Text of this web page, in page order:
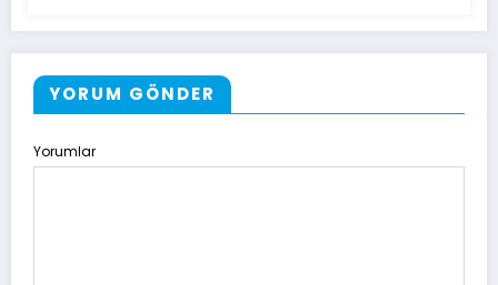
YORUM GÖNDER
Yorumlar